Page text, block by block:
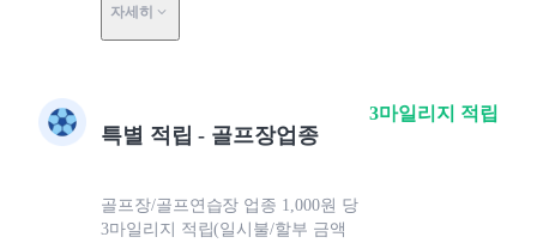
자세히
특별 적립 - 골프장업종
골프장/골프연습장 업종 1,000원 당
3마일리지 적립(일시불/할부 금액
3마일리지 적립